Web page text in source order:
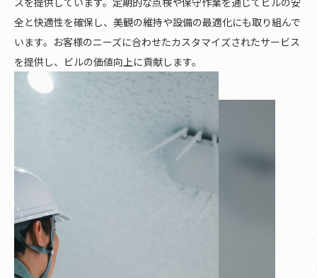
全と快適性を確保し、美観の維持や設備の最適化にも取り組んで
います。お客様のニーズに合わせたカスタマイズされたサービス
を提供し、ビルの価値向上に貢献します。